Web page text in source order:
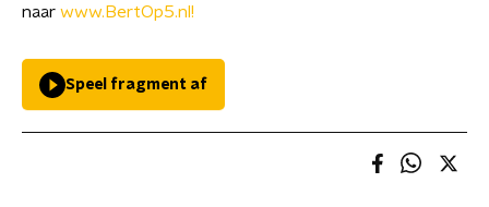
naar www.BertOp5.nl!
Speel fragment af